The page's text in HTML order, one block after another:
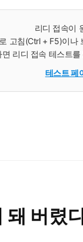
리디 접속이
고침(Ctrl + F5)이나
리디 접속 테스트
테스트 페
돼 버렸